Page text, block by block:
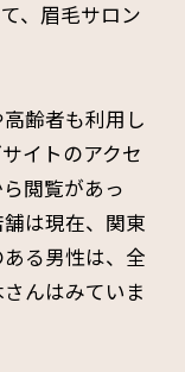
、眉毛サロン
齢者も利用し
イトのアクセ
閲覧があっ
は現在、関東
る男性は、全
んはみていま